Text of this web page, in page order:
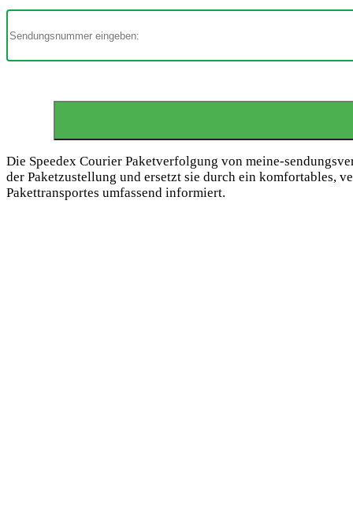
Die Speedex Courier Paketverfolgung von meine-
der Paketzustellung und ersetzt sie durch ein komfortables,
Pakettransportes umfassend informiert.